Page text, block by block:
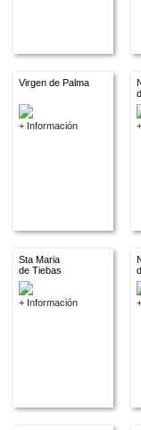
Virgen de Palma
+ Información
Sta Maria
de Tiebas
+ Información